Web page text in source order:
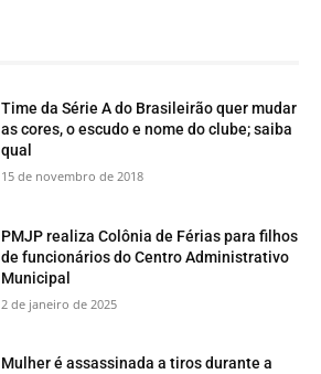
Time da Série A do Brasileirão quer mudar
as cores, o escudo e nome do clube; saiba
qual
15 de novembro de 2018
PMJP realiza Colônia de Férias para filhos
de funcionários do Centro Administrativo
Municipal
2 de janeiro de 2025
Mulher é assassinada a tiros durante a